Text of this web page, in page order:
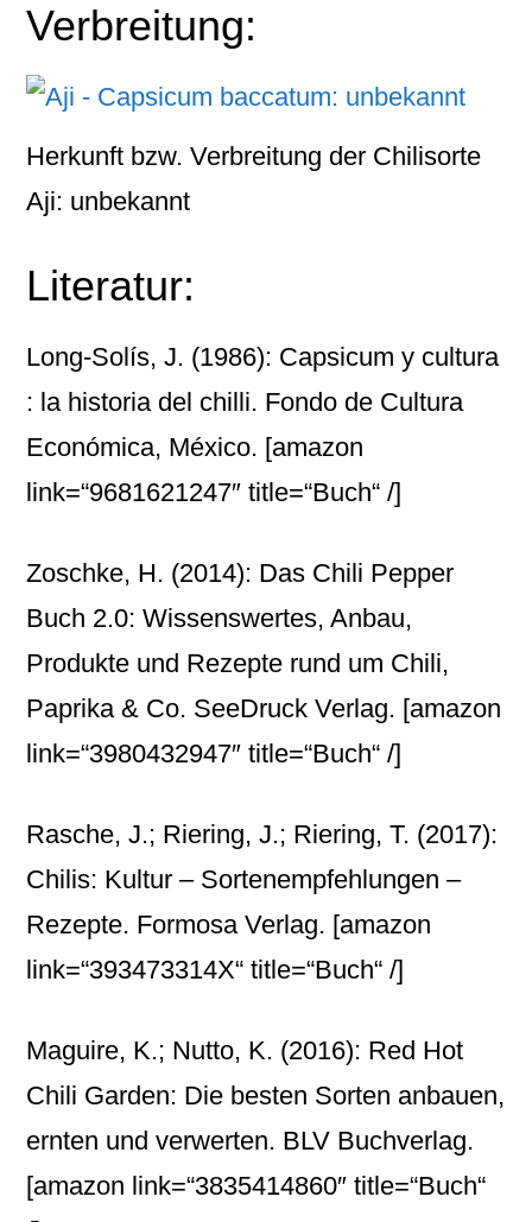
Verbreitung:
Herkunft bzw. Verbreitung der Chilisorte
Aji: unbekannt
Literatur:
Long-Solís, J. (1986): Capsicum y cultura
: la historia del chilli. Fondo de Cultura
Económica, México. [amazon
link=“9681621247″ title=“Buch“ /]
Zoschke, H. (2014): Das Chili Pepper
Buch 2.0: Wissenswertes, Anbau,
Produkte und Rezepte rund um Chili,
Paprika & Co. SeeDruck Verlag. [amazon
link=“3980432947″ title=“Buch“ /]
Rasche, J.; Riering, J.; Riering, T. (2017):
Chilis: Kultur – Sortenempfehlungen –
Rezepte. Formosa Verlag. [amazon
link=“393473314X“ title=“Buch“ /]
Maguire, K.; Nutto, K. (2016): Red Hot
Chili Garden: Die besten Sorten anbauen,
ernten und verwerten. BLV Buchverlag.
[amazon link=“3835414860″ title=“Buch“